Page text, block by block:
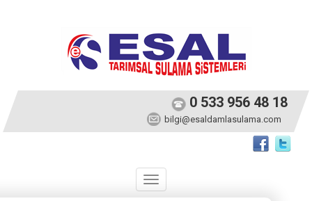
0 533 956 48 18
bilgi@esaldamlasulama.com
Toggle
navigation